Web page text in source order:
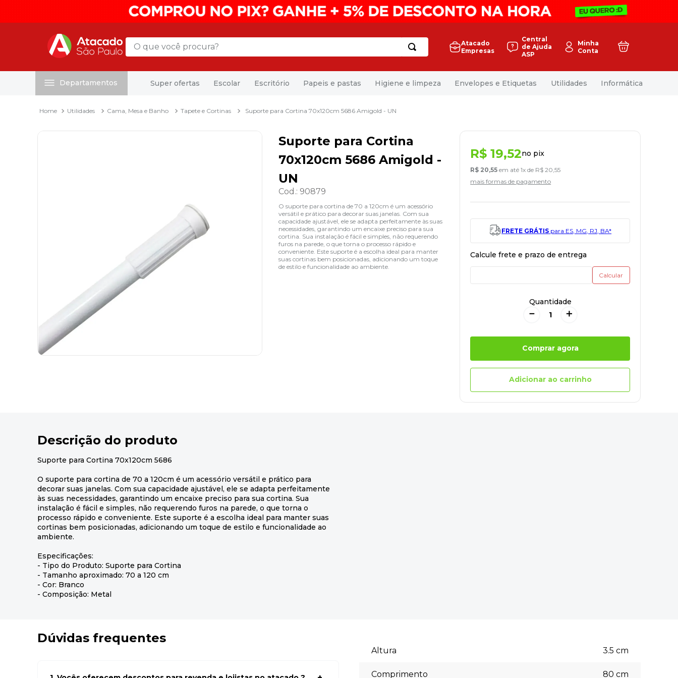
O que você procura?
Atacado
Empresas
Central
de Ajuda
ASP
Minha
Conta
Departamentos Super ofertas Escolar Escritório Papeis e pastas Higiene e limpeza Envelopes e Etiquetas Utilidades Informática
Utilidades Cama, Mesa e Banho Tapete e Cortinas Suporte para Cortina 70x120cm 5686 Amigold - UN
Suporte para Cortina
70x120cm 5686 Amigold -
UN
Cod.: 90879
O suporte para cortina de 70 a 120cm é um acessório
versátil e prático para decorar suas janelas. Com sua
capacidade ajustável, ele se adapta perfeitamente às suas
necessidades, garantindo um encaixe preciso para sua
cortina. Sua instalação é fácil e simples, não requerendo
furos na parede, o que torna o processo rápido e
conveniente. Este suporte é a escolha ideal para manter
suas cortinas bem posicionadas, adicionando um toque
de estilo e funcionalidade ao ambiente.
R$ 19,52no pix
R$ 20,55 em até1x de R$ 20 ,55
mais formas de pagamento
FRETE GRÁTIS para ES, MG, RJ, BA*
Quantidade
＋
－
Comprar agora
Adicionar ao carrinho
Descrição do produto
Suporte para Cortina 70x120cm 5686
O suporte para cortina de 70 a 120cm é um acessório versátil e prático para
decorar suas janelas. Com sua capacidade ajustável, ele se adapta perfeitamente
às suas necessidades, garantindo um encaixe preciso para sua cortina. Sua
instalação é fácil e simples, não requerendo furos na parede, o que torna o
processo rápido e conveniente. Este suporte é a escolha ideal para manter suas
cortinas bem posicionadas, adicionando um toque de estilo e funcionalidade ao
ambiente.
Especificações:
- Tipo do Produto: Suporte para Cortina
- Tamanho aproximado: 70 a 120 cm
- Cor: Branco
- Composição: Metal
Dúvidas frequentes
Altura 3.5 cm
Comprimento 80 cm
mala